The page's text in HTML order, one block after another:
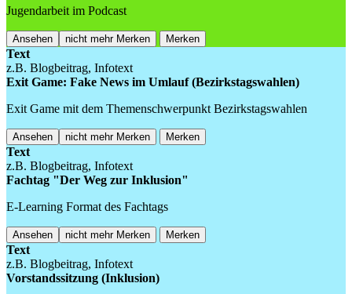
Jugendarbeit im Podcast
Ansehen nicht mehr Merken Merken
Text
z.B. Blogbeitrag, Infotext
Exit Game: Fake News im Umlauf (Bezirkstagswahlen)
Exit Game mit dem Themenschwerpunkt Bezirkstagswahlen
Ansehen nicht mehr Merken Merken
Text
z.B. Blogbeitrag, Infotext
Fachtag "Der Weg zur Inklusion"
E-Learning Format des Fachtags
Ansehen nicht mehr Merken Merken
Text
z.B. Blogbeitrag, Infotext
Vorstandssitzung (Inklusion)